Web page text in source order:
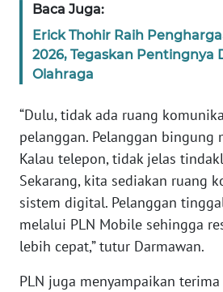
Baca Juga:
Erick Thohir Raih
2026, Tegaskan Pentingnya
Olahraga
“Dulu, tidak ada ruang
pelanggan. Pelanggan bingung
Kalau telepon, tidak jelas
Sekarang, kita sediakan ruang
sistem digital. Pelanggan
melalui PLN Mobile sehingga
lebih cepat,” tutur Darmawan.
PLN juga menyampaikan
WN
WN
SULTENG
WN
SULBAR
WN